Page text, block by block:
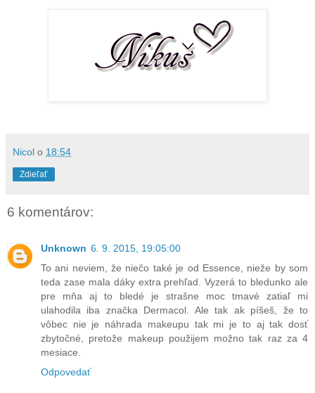
Nicol o 18:54
Zdieľať
6 komentárov:
Unknown 6. 9. 2015, 19:05:00
To ani neviem, že niečo také je od Essence, nieže by som
teda zase mala dáky extra prehľad. Vyzerá to bledunko ale
pre mňa aj to bledé je strašne moc tmavé zatiaľ mi
ulahodila iba značka Dermacol. Ale tak ak píšeš, že to
vôbec nie je náhrada makeupu tak mi je to aj tak dosť
zbytočné, pretože makeup použijem možno tak raz za 4
mesiace.
Odpovedať